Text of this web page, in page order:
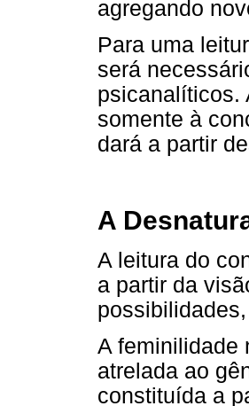
agregando
Para uma
será
psicanalíticos.
somente à
dará a partir
A
A leitura do
a partir da
A feminilidade
atrelada ao
constituída a